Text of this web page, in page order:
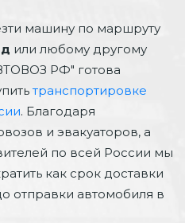
машину по маршруту
или любому другому
РФ" готова
транспортировке
. Благодаря
и эвакуаторов, а
по всей России мы
как срок доставки
отправки автомобиля в